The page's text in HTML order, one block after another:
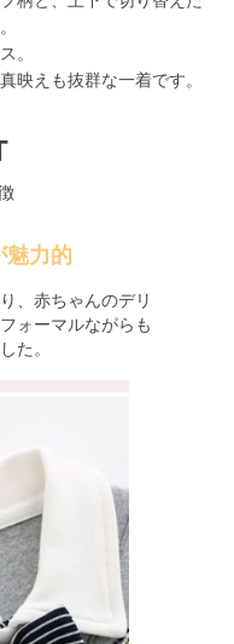
。
映えも抜群な一着です。
魅力的
、赤ちゃんのデリ
ォーマルながらも
た。